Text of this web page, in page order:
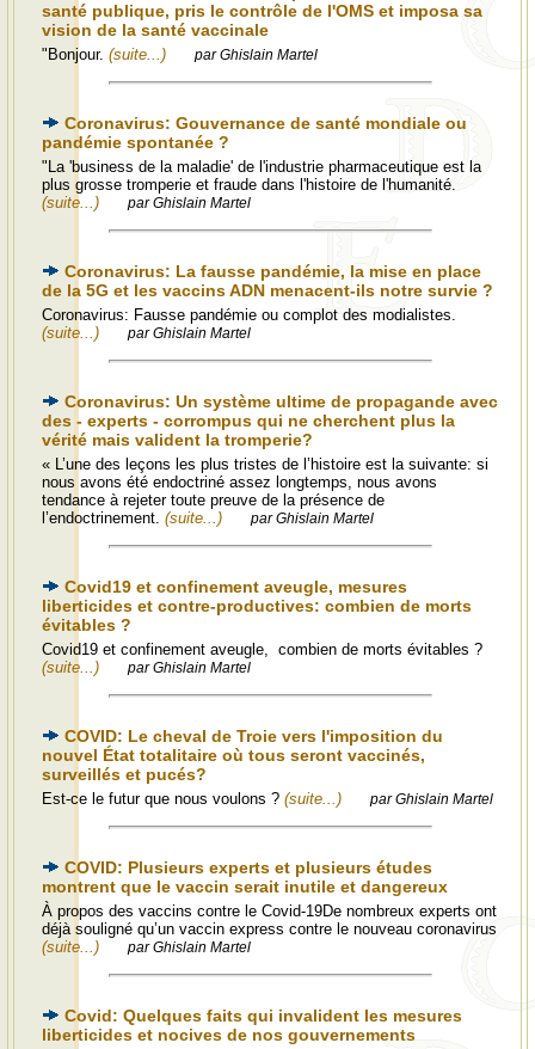
santé publique, pris le contrôle de l'OMS et imposa sa
vision de la santé vaccinale
"Bonjour. (suite...) par Ghislain Martel
Coronavirus: Gouvernance de santé mondiale ou
pandémie spontanée ?
"La 'business de la maladie' de l'industrie pharmaceutique est la
plus grosse tromperie et fraude dans l'histoire de l'humanité.
(suite...)
par Ghislain Martel
Coronavirus: La fausse pandémie, la mise en place
de la 5G et les vaccins ADN menacent-ils notre survie ?
Coronavirus: Fausse pandémie ou complot des modialistes.
(suite...)
par Ghislain Martel
Coronavirus: Un système ultime de propagande avec
des - experts - corrompus qui ne cherchent plus la
vérité mais valident la tromperie?
« L’une des leçons les plus tristes de l’histoire est la suivante: si
nous avons été endoctriné assez longtemps, nous avons
tendance à rejeter toute preuve de la présence de
l’endoctrinement. (suite...) par Ghislain Martel
Covid19 et confinement aveugle, mesures
liberticides et contre-productives: combien de morts
évitables ?
Covid19 et confinement aveugle, combien de morts évitables ?
(suite...)
par Ghislain Martel
COVID: Le cheval de Troie vers l'imposition du
nouvel État totalitaire où tous seront vaccinés,
surveillés et pucés?
Est-ce le futur que nous voulons ? (suite...) par Ghislain Martel
COVID: Plusieurs experts et plusieurs études
montrent que le vaccin serait inutile et dangereux
À propos des vaccins contre le Covid-19De nombreux experts ont
déjà souligné qu’un vaccin express contre le nouveau coronavirus
(suite...)
par Ghislain Martel
Covid: Quelques faits qui invalident les mesures
liberticides et nocives de nos gouvernements